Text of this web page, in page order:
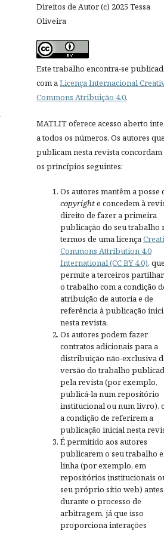
Direitos de Autor (c) 2025 Tessa
Oliveira
Este trabalho encontra-se
com aLicença Internacional
Commons Atribuição 4.0.
MATLIT oferece acesso aberto
a todos os números. Os autores
publicam nesta revista concordam
os princípios seguintes:
Os autores mantêm a posse
copyrighte concedem à
direito de fazer a primeira
publicação do seu trabalho
termos de uma licença
Commons Attribution 4.0
International (CC BY 4.0),
permite a terceiros
o trabalho com a condição
atribuição de autoria e de
referência à publicação
nesta revista.
Os autores podem fazer
contratos adicionais para a
distribuição não-exclusiva
versão do trabalho
pela revista (por exemplo,
publicá-la num repositório
institucional ou num livro),
a condição de referirem a
publicação inicial nesta
É permitido aos autores
publicarem o seu trabalho
linha (por exemplo, em
repositórios institucionais
seu próprio sítio web)
durante o processo de
arbitragem, já que isso
proporciona interações